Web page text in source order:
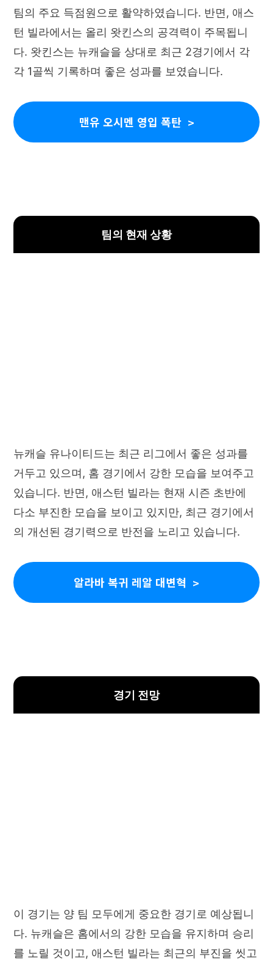
팀의 주요 득점원으로 활약하였습니다. 반면, 애스
턴 빌라에서는 올리 왓킨스의 공격력이 주목됩니
다. 왓킨스는 뉴캐슬을 상대로 최근 2경기에서 각
각 1골씩 기록하며 좋은 성과를 보였습니다.
맨유 오시멘 영입 폭탄
팀의 현재 상황
뉴캐슬 유나이티드는 최근 리그에서 좋은 성과를
거두고 있으며, 홈 경기에서 강한 모습을 보여주고
있습니다. 반면, 애스턴 빌라는 현재 시즌 초반에
다소 부진한 모습을 보이고 있지만, 최근 경기에서
의 개선된 경기력으로 반전을 노리고 있습니다.
알라바 복귀 레알 대변혁
경기 전망
이 경기는 양 팀 모두에게 중요한 경기로 예상됩니
다. 뉴캐슬은 홈에서의 강한 모습을 유지하며 승리
를 노릴 것이고, 애스턴 빌라는 최근의 부진을 씻고